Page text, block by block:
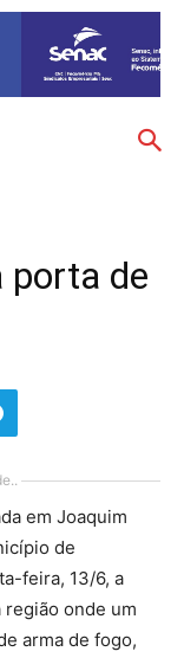
porta de
em Joaquim
de
feira, 13/6, a
onde um
arma de fogo,